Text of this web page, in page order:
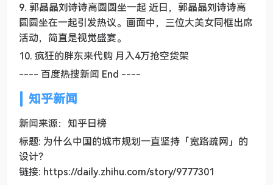
9. 郭晶晶刘诗诗高圆圆坐一起 近日，郭晶晶刘诗诗高
圆圆坐在一起引发热议。画面中，三位大美女同框出席
活动，简直是视觉盛宴。
10. 疯狂的胖东来代购 月入4万抢空货架
---- 百度热搜新闻 End ----
知乎新闻
新闻来源：知乎日榜
标题: 为什么中国的城市规划一直坚持「宽路疏网」的
设计？
链接: https://daily.zhihu.com/story/9777301